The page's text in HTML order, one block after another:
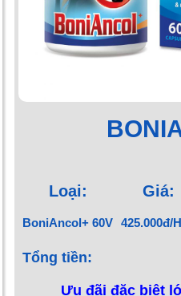
Loại: Giá:
BoniAncol+ 60V 425.000đ/
Tổng tiền:
Ưu đãi đặc biệt